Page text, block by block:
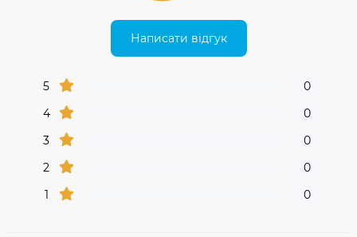
Написати відгук
5
0
4
0
3
0
2
0
1
0